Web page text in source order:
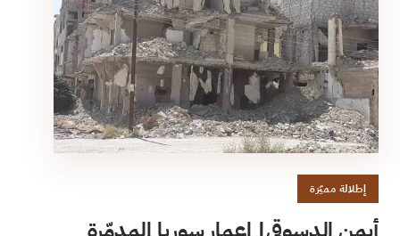
إطلالة مميّزة